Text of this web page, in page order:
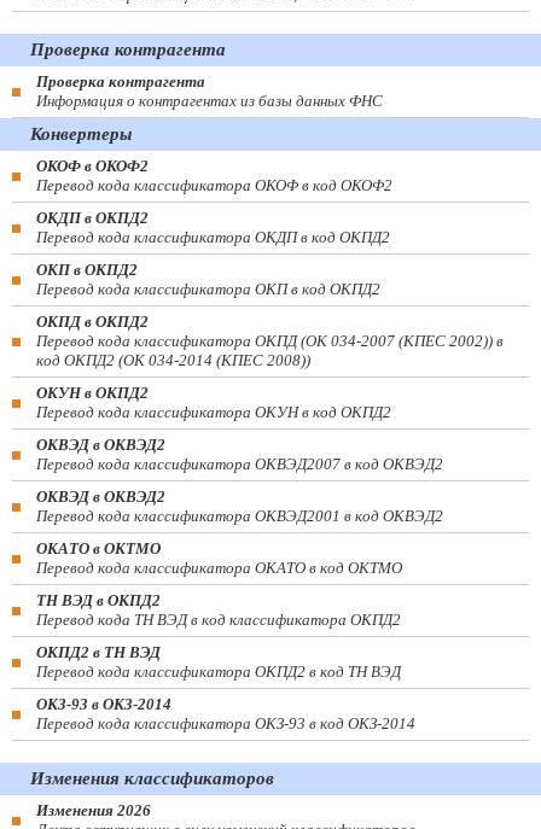
Проверка контрагента
Проверка контрагента
Информация о контрагентах из базы данных ФНС
Конвертеры
ОКОФ в ОКОФ2
Перевод кода классификатора ОКОФ в код ОКОФ2
ОКДП в ОКПД2
Перевод кода классификатора ОКДП в код ОКПД2
ОКП в ОКПД2
Перевод кода классификатора ОКП в код ОКПД2
ОКПД в ОКПД2
Перевод кода классификатора ОКПД (ОК 034-2007 (КПЕС 2002)) в
код ОКПД2 (ОК 034-2014 (КПЕС 2008))
ОКУН в ОКПД2
Перевод кода классификатора ОКУН в код ОКПД2
ОКВЭД в ОКВЭД2
Перевод кода классификатора ОКВЭД2007 в код ОКВЭД2
ОКВЭД в ОКВЭД2
Перевод кода классификатора ОКВЭД2001 в код ОКВЭД2
ОКАТО в ОКТМО
Перевод кода классификатора ОКАТО в код ОКТМО
ТН ВЭД в ОКПД2
Перевод кода ТН ВЭД в код классификатора ОКПД2
ОКПД2 в ТН ВЭД
Перевод кода классификатора ОКПД2 в код ТН ВЭД
ОКЗ-93 в ОКЗ-2014
Перевод кода классификатора ОКЗ-93 в код ОКЗ-2014
Изменения классификаторов
Изменения 2026